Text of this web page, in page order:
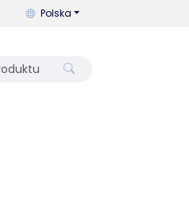
Możesz zmienić język za
Polska